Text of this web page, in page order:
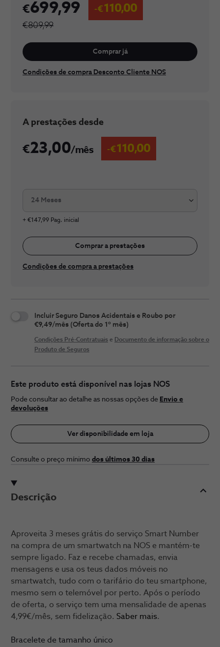
Descrição
Aproveita 3 meses grátis do serviço Smart Number
na compra de um smartwatch na NOS e mantém-te
sempre ligado. Faz e recebe chamadas, envia
mensagens e usa os teus dados móveis no
smartwatch, tudo com o tarifário do teu smartphone,
mesmo sem o telemóvel por perto. Após o período
de oferta, o serviço tem uma mensalidade de apenas
4,99€/mês, sem fidelização. Saber mais.
Bracelete de tamanho único
699,99
€809,99
110,00
Comprar já
Condições de compra Desconto Cliente NOS
​A prestaç​​​ões desde
23,00/mês 110,00
24 Meses
+ €147,99 Pag. inicial
Comprar a prestações
Condições de compra a prestações
Incluir Seguro Danos Acidentais e Roubo por
€9,49/mês (Oferta do 1º mês)
Condições Pré-Contratuais e Documento de informação sobre o
Produto de Seguros
Este produto está disponível nas lojas NOS
Pode consultar ao detalhe as nossas opções de Envio e
devoluções
Ver disponibilidade em loja
Consulte o preço ​mínimo dos últimos 30 ​dias